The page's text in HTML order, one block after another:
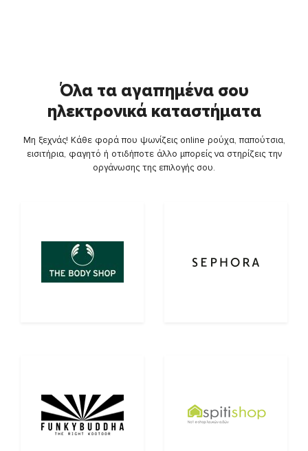
Όλα τα αγαπημένα σου
ηλεκτρονικά καταστήματα
Μη ξεχνάς! Κάθε φορά που ψωνίζεις online ρούχα, παπούτσια,
εισιτήρια, φαγητό ή οτιδήποτε άλλο μπορείς να στηρίζεις την
οργάνωσης της επιλογής σου.